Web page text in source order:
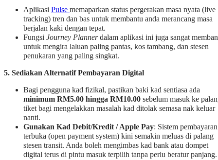
Aplikasi Pulse memaparkan status pergerakan masa nyata (live
tracking) tren dan bas untuk membantu anda merancang masa
berjalan kaki dengan tepat.
Fungsi Journey Plannerdalam aplikasi ini juga sangat
untuk mengira laluan paling pantas, kos tambang, dan stesen
penukaran yang paling singkat.
5. Sediakan Alternatif Pembayaran Digital
Bagi pengguna kad fizikal, pastikan baki kad sentiasa ada
minimum RM5.00 hingga RM10.00 sebelum masuk ke
tiket bagi mengelakkan masalah kad ditolak semasa nak keluar
nanti.
Gunakan Kad Debit/Kredit / Apple Pay: Sistem pembayaran
terbuka (open payment system) kini semakin meluas di palang
stesen transit. Anda boleh mengimbas kad bank atau dompet
digital terus di pintu masuk terpilih tanpa perlu beratur panjang.